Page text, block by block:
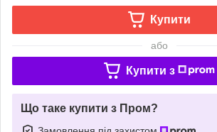
Купити
або
Купити з
Що таке купити з Пром?